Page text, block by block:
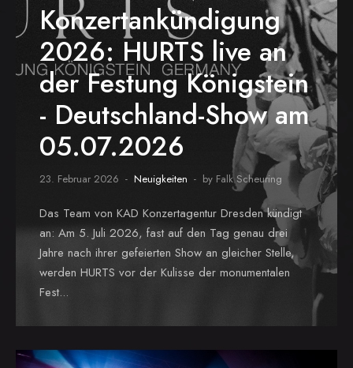
Konzertankündigung
2026: HURTS live an
der Festung Königstein
- Deutschland-Show am
05.07.2026
23. Februar 2026 Neuigkeiten by Falk Scheuring
Das Team von KAD Konzertagentur Dresden kündigt
an: Am 5. Juli 2026, fast auf den Tag genau drei
Jahre nach ihrer gefeierten Show an gleicher Stelle,
werden HURTS vor der Kulisse der monumentalen
Fest...